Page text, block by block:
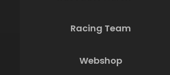
Racing Team
Webshop